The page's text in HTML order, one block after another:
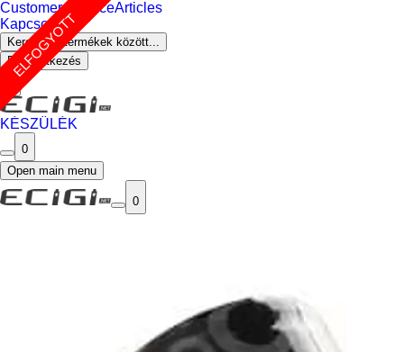
Customer ServiceArticles
Kapcsolat
Keresés a termékek között...
Bejelentkezés
KÉSZÜLÉK
0
Open main menu
0
ELFOGYOTT